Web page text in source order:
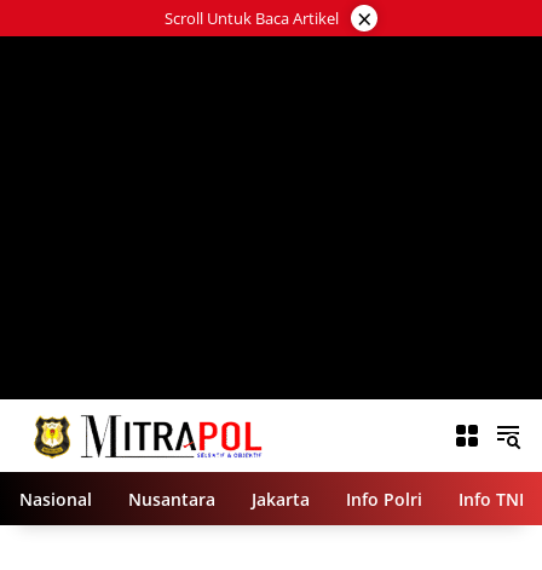
ke
Scroll Untuk Baca Artikel ×
Nasional Nusantara Jakarta Info Polri Info TNI